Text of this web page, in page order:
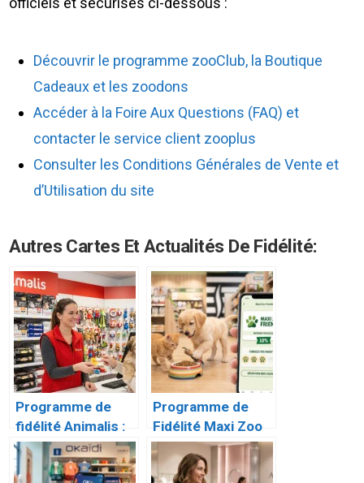
Découvrir le programme zooClub, la Boutique
Cadeaux et les zoodons
Accéder à la Foire Aux Questions (FAQ) et
contacter le service client zooplus
Consulter les Conditions Générales de Vente et
d’Utilisation du site
Autres Cartes Et Actualités De Fidélité:
Programme de
fidélité Animalis :
Le guide complet
de la Carte Plus
Programme de
Fidélité Maxi Zoo
Friends : Le Guide
Complet